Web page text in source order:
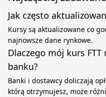
Jak często
Kursy są aktualizowane co
najnowsze dane rynkowe.
Dlaczego mój kurs
banku?
Banki i dostawcy doliczają
którą otrzymujesz, może